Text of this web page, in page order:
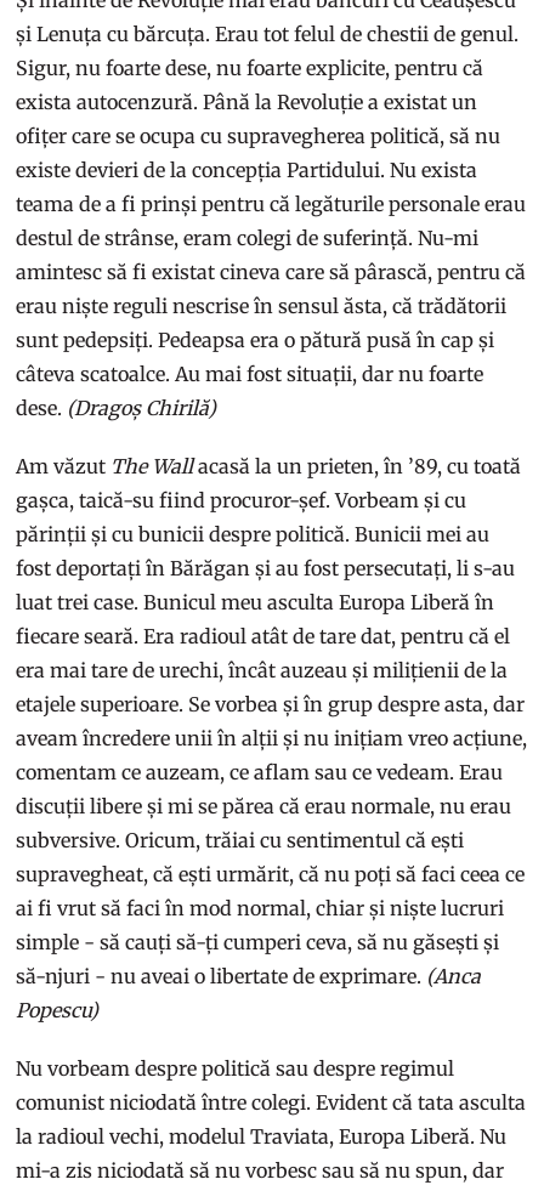
și Lenuța cu bărcuța. Erau tot felul de chestii de genul.
Sigur, nu foarte dese, nu foarte explicite, pentru că
exista autocenzură. Până la Revoluție a existat un
ofițer care se ocupa cu supravegherea politică, să nu
existe devieri de la concepția Partidului. Nu exista
teama de a fi prinși pentru că legăturile personale erau
destul de strânse, eram colegi de suferință. Nu-mi
amintesc să fi existat cineva care să pârască, pentru că
erau niște reguli nescrise în sensul ăsta, că trădătorii
sunt pedepsiți. Pedeapsa era o pătură pusă în cap și
câteva scatoalce. Au mai fost situații, dar nu foarte
dese. (Dragoș Chirilă)
Am văzut The Wallacasă la un prieten, în ’89, cu toată
gașca, taică-su fiind procuror-șef. Vorbeam și cu
părinții și cu bunicii despre politică. Bunicii mei au
fost deportați în Bărăgan și au fost persecutați, li s-au
luat trei case. Bunicul meu asculta Europa Liberă în
fiecare seară. Era radioul atât de tare dat, pentru că el
era mai tare de urechi, încât auzeau și milițienii de la
etajele superioare. Se vorbea și în grup despre asta, dar
aveam încredere unii în alții și nu inițiam vreo acțiune,
comentam ce auzeam, ce aflam sau ce vedeam. Erau
discuții libere și mi se părea că erau normale, nu erau
subversive. Oricum, trăiai cu sentimentul că ești
supravegheat, că ești urmărit, că nu poți să faci ceea ce
ai fi vrut să faci în mod normal, chiar și niște lucruri
simple - să cauți să-ți cumperi ceva, să nu găsești și
să-njuri - nu aveai o libertate de exprimare. (Anca
Popescu)
Nu vorbeam despre politică sau despre regimul
comunist niciodată între colegi. Evident că tata asculta
la radioul vechi, modelul Traviata, Europa Liberă. Nu
mi-a zis niciodată să nu vorbesc sau să nu spun, dar